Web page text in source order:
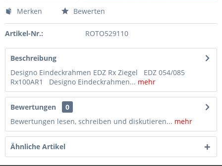
Merken Bewerten
Artikel-Nr.: ROTO529110
Beschreibung
Designo Eindeckrahmen EDZ Rx Ziegel EDZ 054/085
Rx100AR1 Designo Eindeckrahmen... mehr
Bewertungen
0
Bewertungen lesen, schreiben und diskutieren... mehr
Ähnliche Artikel